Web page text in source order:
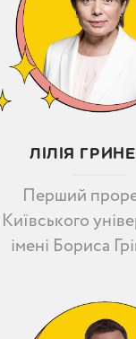
ЛІЛІЯ
Перший
Київського
імені Бориса